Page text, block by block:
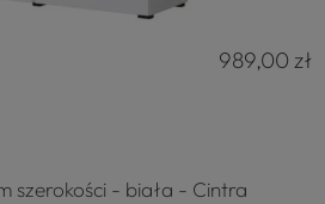
989,00 zł
szerokości - biała - Cintra